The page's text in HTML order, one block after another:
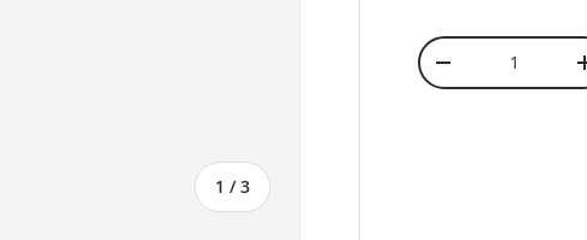
1 /von
3
Anzahl
Menge